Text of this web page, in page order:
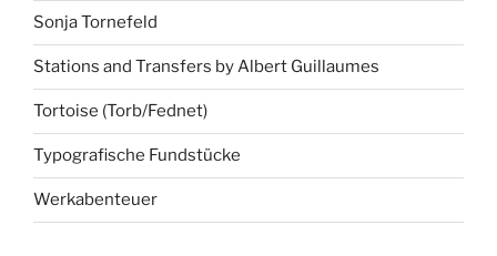
Sonja Tornefeld
Stations and Transfers by Albert Guillaumes
Tortoise (Torb/Fednet)
Typografische Fundstücke
Werkabenteuer